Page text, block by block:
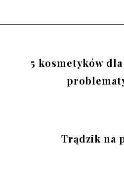
5 kosmetyków
Trądzik na